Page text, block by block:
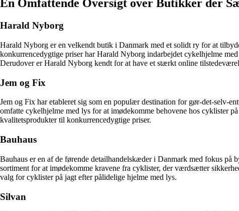
En Omfattende Oversigt over Butikker der
Harald Nyborg
Harald Nyborg er en velkendt butik i Danmark med et solidt ry for at
konkurrencedygtige priser har Harald Nyborg indarbejdet cykelhjelme
Derudover er Harald Nyborg kendt for at have et stærkt online
Jem og Fix
Jem og Fix har etableret sig som en populær destination for gør-det-selv-
omfatte cykelhjelme med lys for at imødekomme behovene hos cyklister
kvalitetsprodukter til konkurrencedygtige priser.
Bauhaus
Bauhaus er en af de førende detailhandelskæder i Danmark med fokus
sortiment for at imødekomme kravene fra cyklister, der værdsætter
valg for cyklister på jagt efter pålidelige hjelme med lys.
Silvan